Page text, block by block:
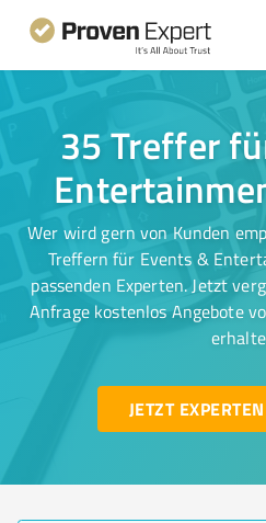
35 Treffer
Wer wird gern von Kunden
Treffern für Events &
passenden Experten. Jetzt
Anfrage kostenlos Angebote
JETZT